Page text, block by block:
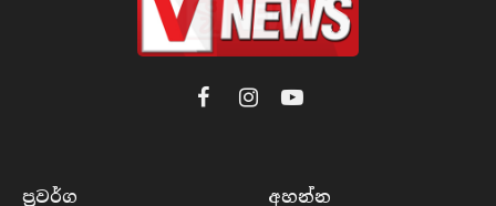
FacebookInstagramYouTube
ප්‍රවර්​ග අහන්​න